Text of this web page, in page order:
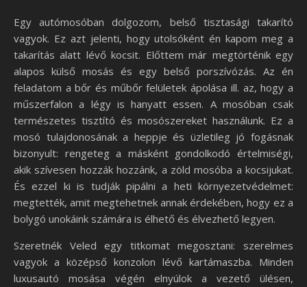
Egy autómosóban dolgozom, belső tisztasági takarító
vagyok. Ez azt jelenti, hogy utolsóként én kapom meg a
takarítás alatt lévő kocsit. Előttem már megtörténik egy
alapos külső mosás és egy belső porszívózás. Az én
feladatom a bőr és műbőr felületek ápolása ill. az, hogy a
műszerfalon a légy is hanyatt essen. A mosóban csak
természetes tisztító és mosószereket használunk. Ez a
mosó tulajdonosának a heppje és üzletileg jó fogásnak
bizonyult: rengeteg a másként gondolkodó értelmiségi,
akik szívesen hozzák hozzánk, a zöld mosóba a kocsijukat.
És ezzel ki is tudják pipálni a heti környezetvédelmet:
megtették, amit megtehetnek annak érdekében, hogy ez a
bolygó unokáink számára is élhető és élvezhető legyen.
Szeretnék Veled egy titkomat megosztani: szerelmes
vagyok a középső konzolon lévő kartámaszba. Minden
luxusautó mosása végén elnyúlok a vezető ülésen,